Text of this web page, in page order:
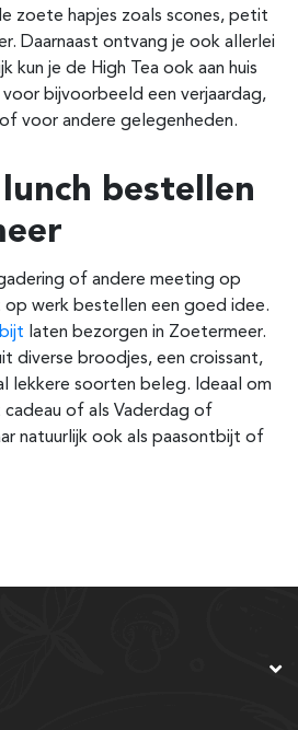
zoete hapjes zoals scones, petit
Daarnaast ontvang je ook allerlei
kun je de High Tea ook aan huis
bijvoorbeeld een verjaardag,
voor andere gelegenheden.
bestellen
of andere meeting op
op werk bestellen een goed idee.
laten bezorgen in Zoetermeer.
diverse broodjes, een croissant,
lekkere soorten beleg. Ideaal om
of als Vaderdag of
natuurlijk ook als paasontbijt of